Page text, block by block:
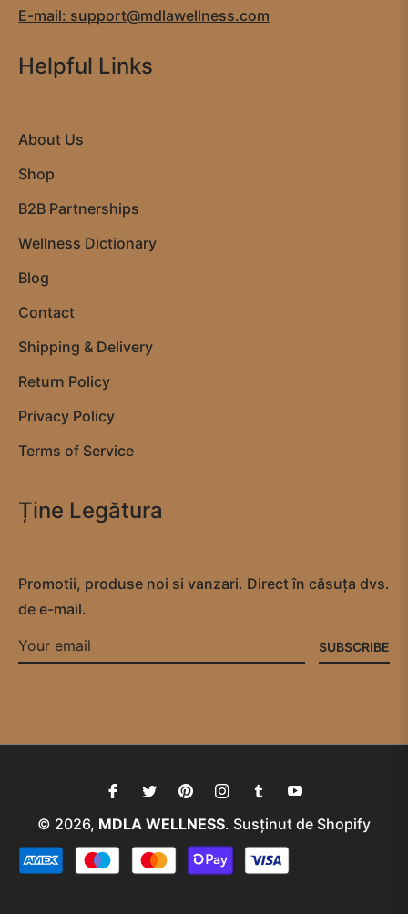
E-mail: support@mdlawellness.com
Helpful Links
About Us
Shop
B2B Partnerships
Wellness Dictionary
Blog
Contact
Shipping & Delivery
Return Policy
Privacy Policy
Terms of Service
Ține Legătura
Promotii, produse noi si vanzari. Direct în căsuța dvs.
de e-mail.
SUBSCRIBE
Tw Pin Ins Tum You
© 2026, MDLA WELLNESS. Susținut de Shopify